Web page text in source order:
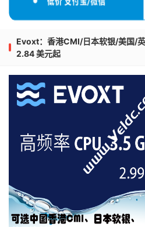
Evoxt：香港CMI/日本软银/美国/
2.84 美元起